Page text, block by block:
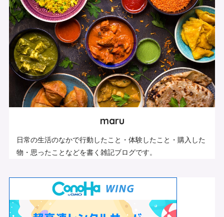
maru
日常の生活のなかで行動したこと・体験したこと・購入した
物・思ったことなどを書く雑記ブログです。